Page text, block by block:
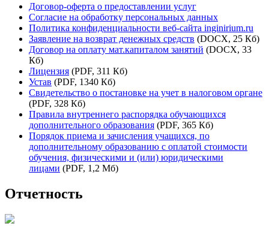
Договор-оферта о предоставлении услуг
Согласие на обработку персональных данных
Политика конфиденциальности веб-сайта inginirium.ru
Заявление на возврат денежных средств (DOCX, 25 Кб)
Договор на оплату мат.капиталом занятий (DOCX, 33
Кб)
Лицензия (PDF, 311 Кб)
Устав (PDF, 1340 Кб)
Свидетельство о постановке на учет в налоговом органе
(PDF, 328 Кб)
Правила внутреннего распорядка обучающихся
дополнительного образования (PDF, 365 Кб)
Порядок приема и зачисления учащихся, по
дополнительному образованию с оплатой стоимости
обучения, физическими и (или) юридическими
лицами (PDF, 1,2 Мб)
Отчетность